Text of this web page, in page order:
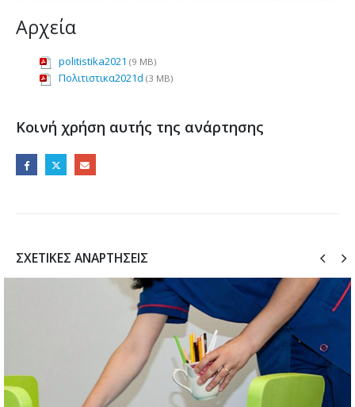
Αρχεία
politistika2021 (9 MB)
Πολιτιστικα2021d (3 MB)
Κοινή χρήση αυτής της ανάρτησης
ΣΧΕΤΙΚΈΣ ΑΝΑΡΤΉΣΕΙΣ